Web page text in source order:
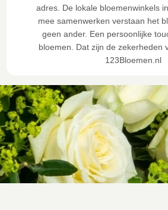
adres. De lokale bloemenwinkels
mee samenwerken verstaan het
geen ander. Een persoonlijke
bloemen. Dat zijn de zekerheden
123Bloemen.nl